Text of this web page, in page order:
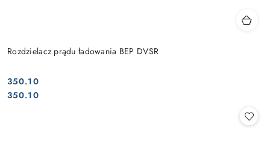
Rozdzielacz prądu ładowania BEP DVSR
Cena:
350.10
Cena:
350.10